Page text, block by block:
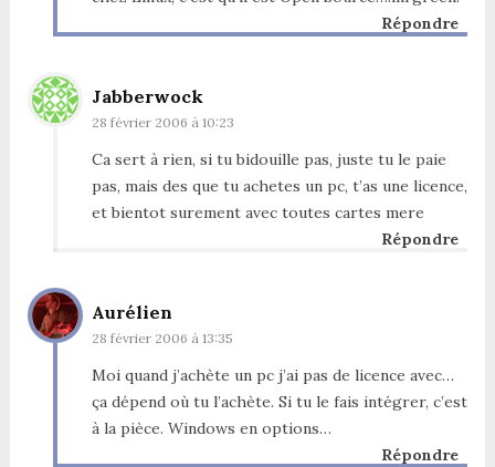
Répondre
Jabberwock
28 février 2006 à 10:23
Ca sert à rien, si tu bidouille pas, juste tu le paie
pas, mais des que tu achetes un pc, t’as une licence,
et bientot surement avec toutes cartes mere
Répondre
Aurélien
28 février 2006 à 13:35
Moi quand j’achète un pc j’ai pas de licence avec…
ça dépend où tu l’achète. Si tu le fais intégrer, c’est
à la pièce. Windows en options…
Répondre